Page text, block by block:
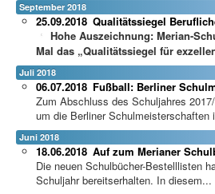
September 2018
Qualitätssiegel
25.09.2018
Hohe Auszeichnung: Merian-
Mal das „Qualitätssiegel für
Juli 2018
Fußball: Berliner
06.07.2018
Zum Abschluss des Schuljahres
um die Berliner Schulmeisterschaften
Juni 2018
Auf zum Merianer
18.06.2018
Die neuen Schulbücher-Bestelllisten
Schuljahr bereitserhalten. In diesem...